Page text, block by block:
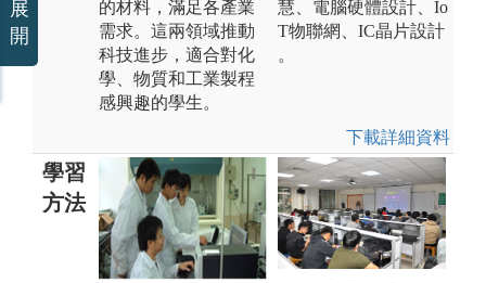
的材料，滿足各產業
需求。這兩領域推動
科技進步，適合對化
學、物質和工業製程
感興趣的學生。
慧、電腦硬體設計、 Io
T物聯網、IC晶片設計
。
下載詳細資料
學習
方法
展
開